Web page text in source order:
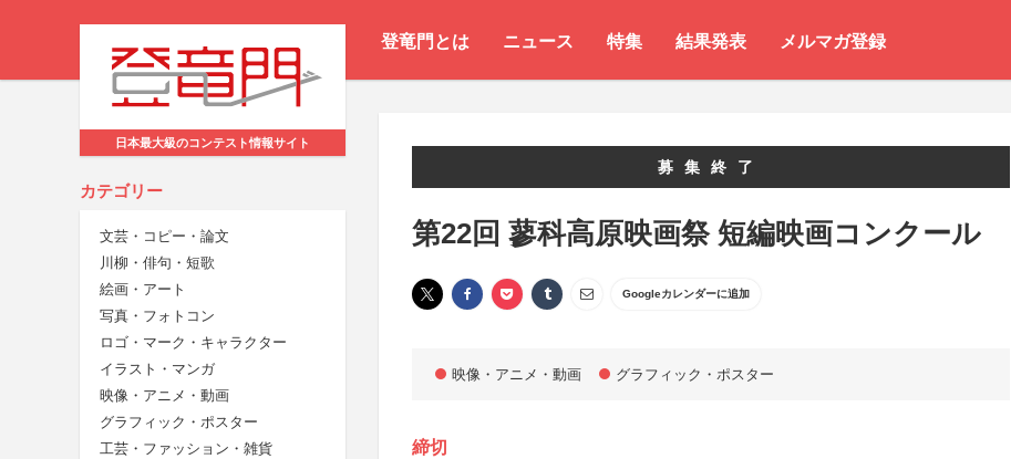
登竜門とは ニュース 特集 結果発表 メルマガ登録
日本最大級のコンテスト情報サイト
カテゴリー
文芸・コピー・論文
川柳・俳句・短歌
絵画・アート
写真・フォトコン
ロゴ・マーク・キャラクター
イラスト・マンガ
映像・アニメ・動画
グラフィック・ポスター
工芸・ファッション・雑貨
募集終了
第22回 蓼科高原映画祭 短編映画コンクール
Googleカレンダーに追加
映像・アニメ・動画 グラフィック・ポスター
締切